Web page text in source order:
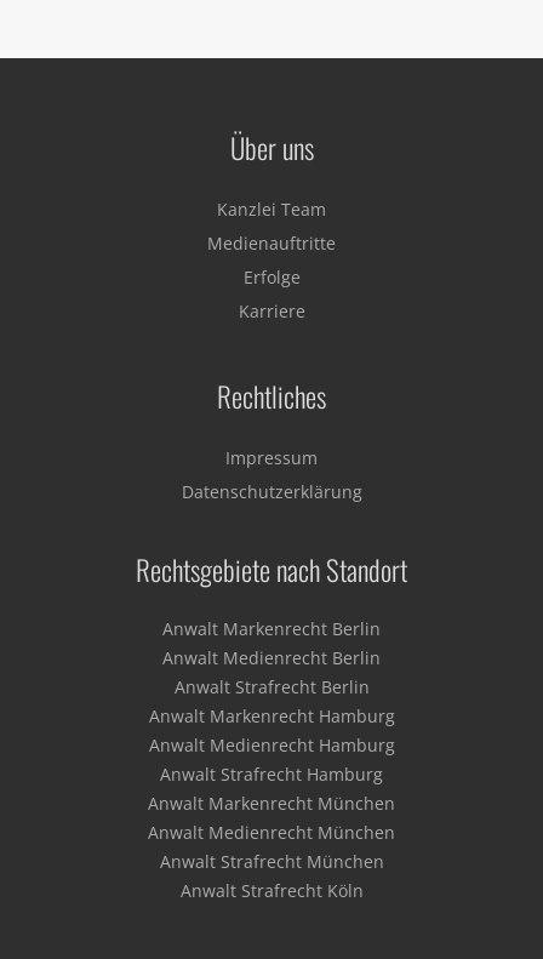
Über uns
Kanzlei Team
Medienauftritte
Erfolge
Karriere
Rechtliches
Impressum
Datenschutzerklärung
Rechtsgebiete nach Standort
Anwalt Markenrecht Berlin
Anwalt Medienrecht Berlin
Anwalt Strafrecht Berlin
Anwalt Markenrecht Hamburg
Anwalt Medienrecht Hamburg
Anwalt Strafrecht Hamburg
Anwalt Markenrecht München
Anwalt Medienrecht München
Anwalt Strafrecht München
Anwalt Strafrecht Köln